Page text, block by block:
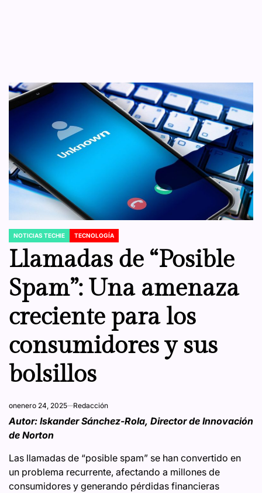
POSTED
IN
NOTICIAS TECHIE TECNOLOGÍA
Llamadas de “Posible
Spam”: Una amenaza
creciente para los
consumidores y sus
bolsillos
onenero 24, 2025 Redacción
Autor: Iskander Sánchez-Rola, Director de Innovación
de Norton
Las llamadas de “posible spam” se han convertido en
un problema recurrente, afectando a millones de
consumidores y generando pérdidas financieras